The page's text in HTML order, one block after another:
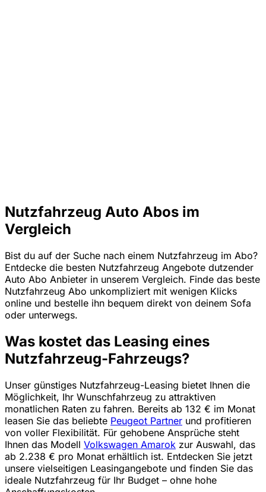
Nutzfahrzeug Auto Abos im
Vergleich
Bist du auf der Suche nach einem Nutzfahrzeug im Abo?
Entdecke die besten Nutzfahrzeug Angebote dutzender
Auto Abo Anbieter in unserem Vergleich. Finde das beste
Nutzfahrzeug Abo unkompliziert mit wenigen Klicks
online und bestelle ihn bequem direkt von deinem Sofa
oder unterwegs.
Was kostet das Leasing eines
Nutzfahrzeug-Fahrzeugs?
Unser günstiges Nutzfahrzeug-Leasing bietet Ihnen die
Möglichkeit, Ihr Wunschfahrzeug zu attraktiven
monatlichen Raten zu fahren. Bereits ab 132 € im Monat
leasen Sie das beliebte Peugeot Partner und profitieren
von voller Flexibilität. Für gehobene Ansprüche steht
Ihnen das Modell Volkswagen Amarok zur Auswahl, das
ab 2.238 € pro Monat erhältlich ist. Entdecken Sie jetzt
unsere vielseitigen Leasingangebote und finden Sie das
ideale Nutzfahrzeug für Ihr Budget – ohne hohe